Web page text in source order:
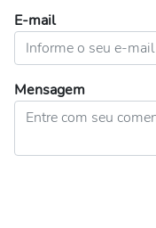
E-mail
Mensagem